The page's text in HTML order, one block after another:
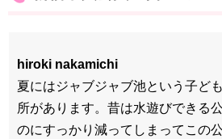
hiroki nakamichi
夏にはジャブジャブ池という子ど
所があります。昔は水遊びできる
のにすっかり減ってしまってこの